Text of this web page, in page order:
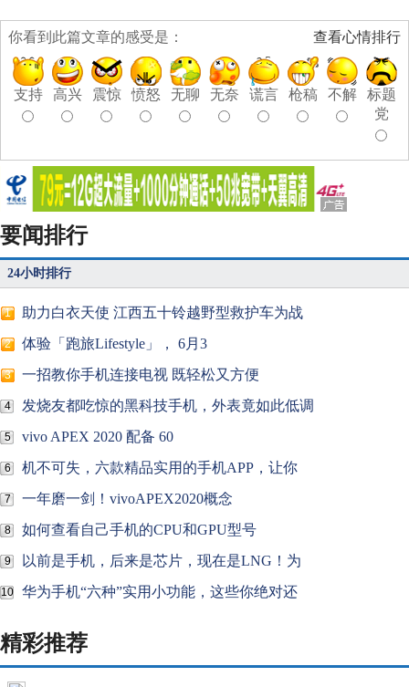
查看心情排行
你看到此篇文章的感受是：
支持 高兴 震惊 愤怒 无聊 无奈 谎言 枪稿 不解
标题
党
要闻排行
24小时排行
1 助力白衣天使 江西五十铃越野型救护车为战
2 体验「跑旅Lifestyle」， 6月3
3 一招教你手机连接电视 既轻松又方便
4 发烧友都吃惊的黑科技手机，外表竟如此低调
5 vivo APEX 2020 配备 60
6 机不可失，六款精品实用的手机APP，让你
7 一年磨一剑！vivoAPEX2020概念
8 如何查看自己手机的CPU和GPU型号
9 以前是手机，后来是芯片，现在是LNG！为
10 华为手机“六种”实用小功能，这些你绝对还
精彩推荐